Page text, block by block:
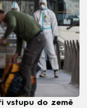
vstupu do země